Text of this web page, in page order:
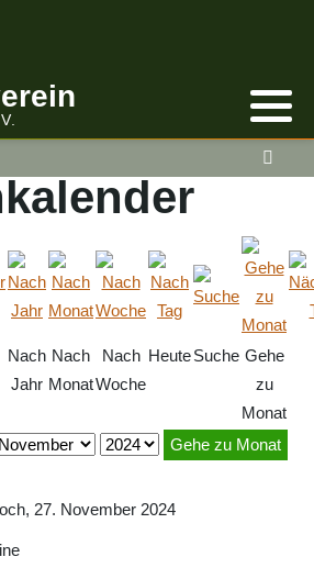
Nach
Jahr
Nach
Monat
Nach
Woche
HeuteSuche Gehe
zu
Monat
Gehe zu Monat
27. November 2024